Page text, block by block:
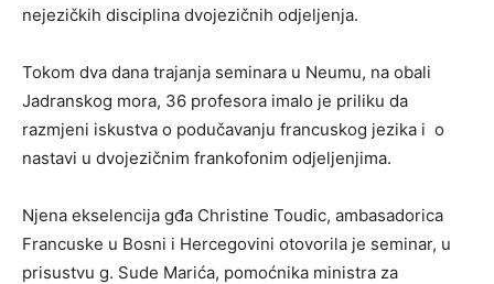
nejezičkih disciplina dvojezičnih odjeljenja.
Tokom dva dana trajanja seminara u Neumu, na obali
Jadranskog mora, 36 profesora imalo je priliku da
razmjeni iskustva o podučavanju francuskog jezika i o
nastavi u dvojezičnim frankofonim odjeljenjima.
Njena ekselencija gđa Christine Toudic, ambasadorica
Francuske u Bosni i Hercegovini otovorila je seminar, u
prisustvu g. Sude Marića, pomoćnika ministra za